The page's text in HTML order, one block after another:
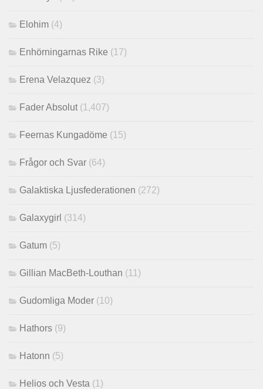
Elohim (4)
Enhörningarnas Rike (17)
Erena Velazquez (3)
Fader Absolut (1,407)
Feernas Kungadöme (15)
Frågor och Svar (64)
Galaktiska Ljusfederationen (272)
Galaxygirl (314)
Gatum (5)
Gillian MacBeth-Louthan (11)
Gudomliga Moder (10)
Hathors (9)
Hatonn (5)
Helios och Vesta (1)